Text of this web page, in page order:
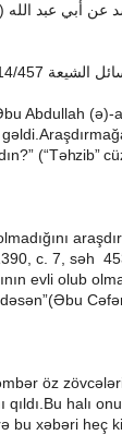
عن أبي عبد الله (
الشيعة
Abdullah (ə)-
(“Təhzib”
c. 7, səh
evli olub
öz
halı
bu xəbəri heç